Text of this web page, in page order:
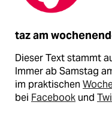
taz am
Dieser Text stammt
Immer ab Samstag
im praktischen
bei Facebook und